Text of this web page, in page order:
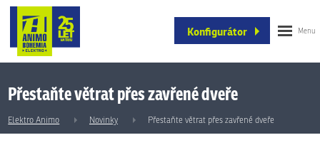
Konfigurátor
Přestaňte větrat přes zavřené dveře
Elektro Animo Novinky Přestaňte větrat přes zavřené dveře